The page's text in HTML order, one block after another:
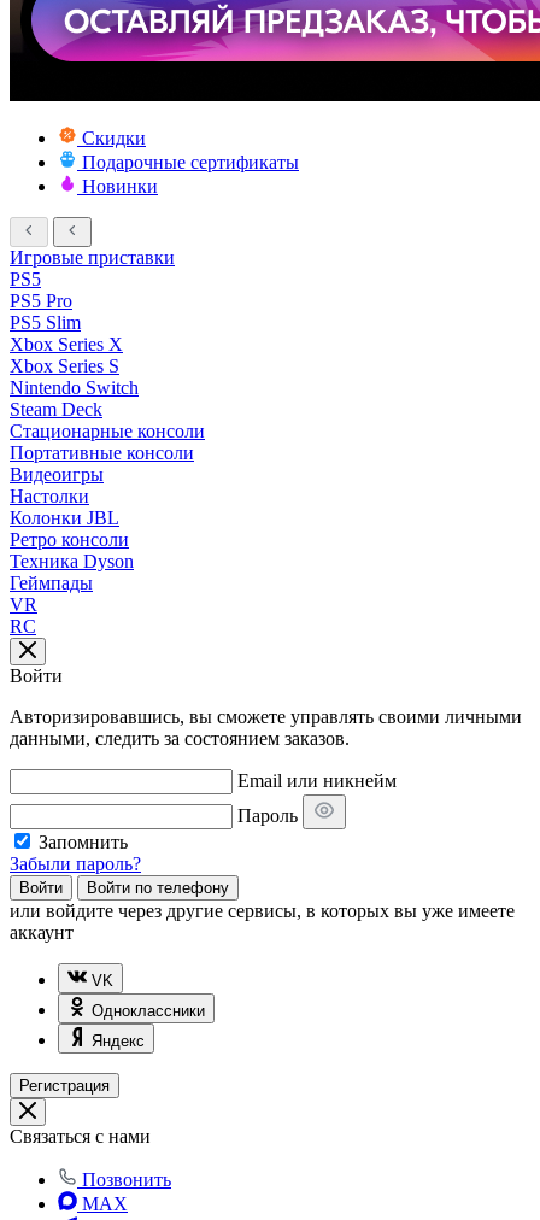
Скидки
Подарочные сертификаты
Новинки
Игровые приставки
PS5
PS5 Pro
PS5 Slim
Xbox Series X
Xbox Series S
Nintendo Switch
Steam Deck
Стационарные консоли
Портативные консоли
Видеоигры
Настолки
Колонки JBL
Ретро консоли
Техника Dyson
Геймпады
VR
RC
Войти
Авторизировавшись, вы сможете управлять своими личными
данными, следить за состоянием заказов.
Email или никнейм
Пароль
Запомнить
Забыли пароль?
Войти Войти по телефону
или войдите через другие сервисы, в которых вы уже имеете
аккаунт
VK
Одноклассники
Яндекс
Регистрация
Связаться с нами
Позвонить
MAX